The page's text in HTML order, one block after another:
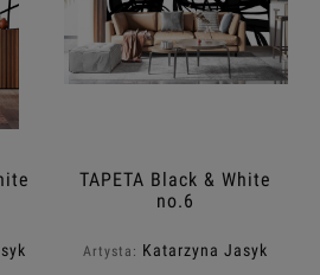
TAPETA Black & White
no.6
Artysta: Katarzyna Jasyk